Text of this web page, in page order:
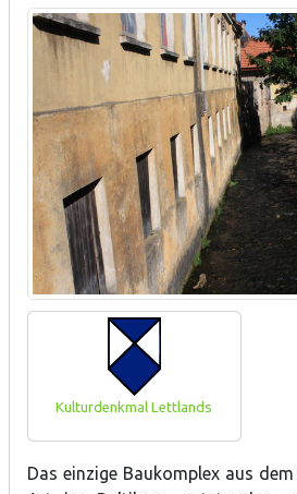
Kulturdenkmal Lettlands
Das einzige Baukomplex aus